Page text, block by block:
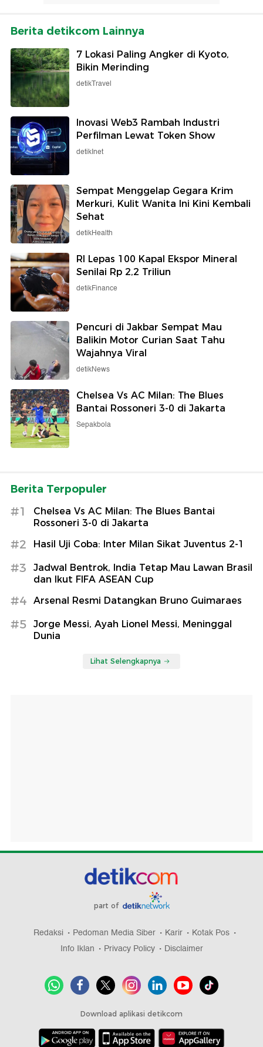
Berita detikcom Lainnya
7 Lokasi Paling Angker di Kyoto,
Bikin Merinding
detikTravel
Inovasi Web3 Rambah Industri
Perfilman Lewat Token Show
detikInet
Sempat Menggelap Gegara Krim
Merkuri, Kulit Wanita Ini Kini Kembali
Sehat
detikHealth
RI Lepas 100 Kapal Ekspor Mineral
Senilai Rp 2,2 Triliun
detikFinance
Pencuri di Jakbar Sempat Mau
Balikin Motor Curian Saat Tahu
Wajahnya Viral
detikNews
Chelsea Vs AC Milan: The Blues
Bantai Rossoneri 3-0 di Jakarta
Sepakbola
Berita Terpopuler
#1
Chelsea Vs AC Milan: The Blues Bantai
Rossoneri 3-0 di Jakarta
#2 Hasil Uji Coba: Inter Milan Sikat Juventus 2-1
#3
Jadwal Bentrok, India Tetap Mau Lawan Brasil
dan Ikut FIFA ASEAN Cup
#4 Arsenal Resmi Datangkan Bruno Guimaraes
#5
Jorge Messi, Ayah Lionel Messi, Meninggal
Dunia
Lihat Selengkapnya
part of
Redaksi Pedoman Media Siber Karir
Kotak Pos
Info Iklan
Privacy Policy Disclaimer
Download aplikasi detikcom